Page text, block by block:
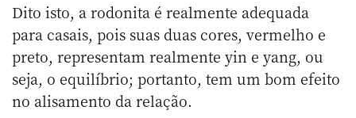
Dito isto, a rodonita é realmente adequada
para casais, pois suas duas cores, vermelho e
preto, representam realmente yin e yang, ou
seja, o equilíbrio; portanto, tem um bom efeito
no alisamento da relação.